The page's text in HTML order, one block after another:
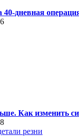
40-дневная
Как изменить
резни